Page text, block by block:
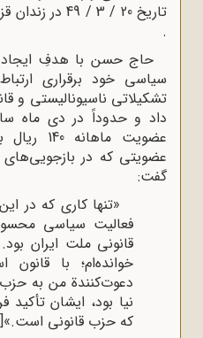
تاریخ 20 / 3 / 49 در زندان قزل قلعه به شهادت رسید
.
حاج حسن با هدفِ ایجاد
سیاسی خود برقراری
تشکیلاتی ناسیونالیستی و
عضویت ماهانه 140 ریال به عضویتِ آن درآمد.
عضویتی که در
گفت:
«تنها کاری که در
فعالیت سیاسی
قانونی ملت ایران
خوانده‌ام؛ با
دعوت‌کنندة من به
نیا بود، ایشان
که حزب قانونی است.»